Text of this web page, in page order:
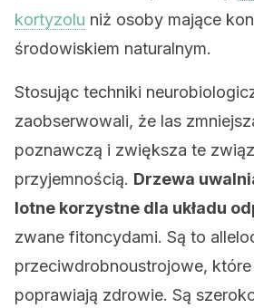
kortyzolu niż osoby mające
środowiskiem naturalnym.
Stosując techniki
zaobserwowali, że las
poznawczą i zwiększa te
przyjemnością. Drzewa
lotne korzystne dla układu
zwane fitoncydami. Są to
przeciwdrobnoustrojowe,
poprawiają zdrowie. Są